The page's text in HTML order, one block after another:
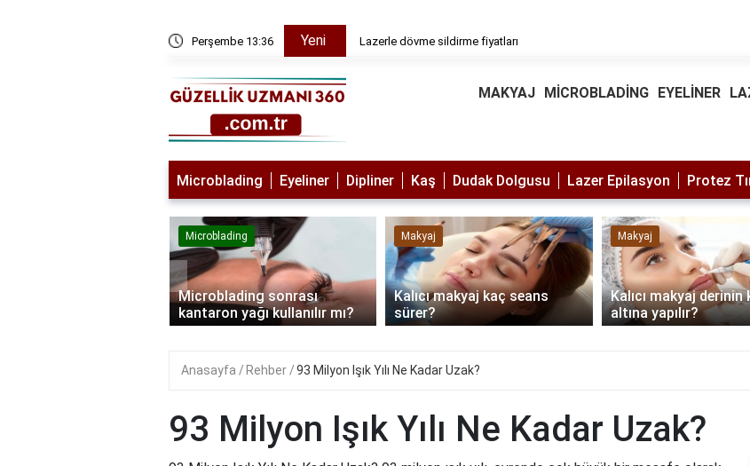
Perşembe 13:36 Yeni Lazerle dövme sildirme fiyatları
MAKYAJ MİCROBLADİNG EYELİNER
Microblading Eyeliner Dipliner Kaş Dudak Dolgusu Lazer Epilasyon Protez
Microblading
Microblading sonrası
kantaron yağı kullanılır mı?
Makyaj
Kalıcı makyaj kaç seans
sürer?
Makyaj
Kalıcı makyaj derinin
altına yapılır?
‹
Anasayfa Rehber 93 Milyon Işık Yılı Ne Kadar Uzak?
93 Milyon Işık Yılı Ne Kadar Uzak?